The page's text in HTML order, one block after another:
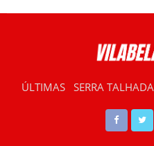
ÚLTIMAS SERRA TALHADA